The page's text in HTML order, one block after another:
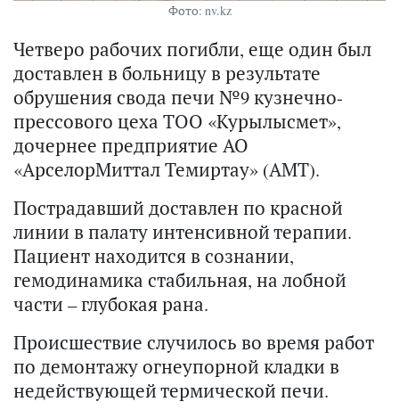
Фото: nv.kz
Четверо рабочих погибли, еще один был
доставлен в больницу в результате
обрушения свода печи №9 кузнечно-
прессового цеха ТОО «Курылысмет»,
дочернее предприятие АО
«АрселорМиттал Темиртау» (АМТ).
Пострадавший доставлен по красной
линии в палату интенсивной терапии.
Пациент находится в сознании,
гемодинамика стабильная, на лобной
части – глубокая рана.
Происшествие случилось во время работ
по демонтажу огнеупорной кладки в
недействующей термической печи.